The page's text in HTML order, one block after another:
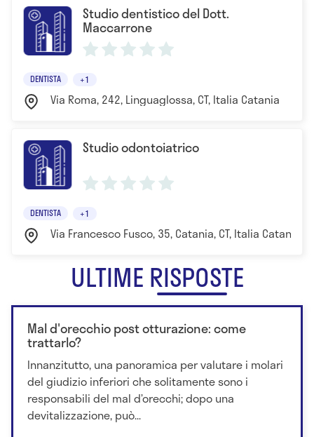
Studio dentistico del Dott.
Maccarrone
DENTISTA +1
Via Roma, 242, Linguaglossa, CT, Italia Catania
Studio odontoiatrico
DENTISTA +1
Via Francesco Fusco, 35, Catania, CT, Italia Catania
ULTIME RISPOSTE
Mal d'orecchio post otturazione: come
trattarlo?
Innanzitutto, una panoramica per valutare i molari
del giudizio inferiori che solitamente sono i
responsabili del mal d’orecchi; dopo una
devitalizzazione, può...